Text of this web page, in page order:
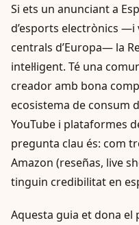
Si ets un anunciant a
d’esports electrònics
centrals d’Europa— la
intel·ligent. Té una
creador amb bona
ecosistema de consum
YouTube i plataformes
pregunta clau és: com
Amazon (reseñas, live
tinguin credibilitat en
Aquesta guia et dona el